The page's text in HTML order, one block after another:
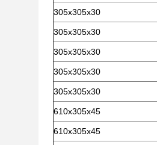
305x305x30
305x305x30
305x305x30
305x305x30
305x305x30
610x305x45
610x305x45